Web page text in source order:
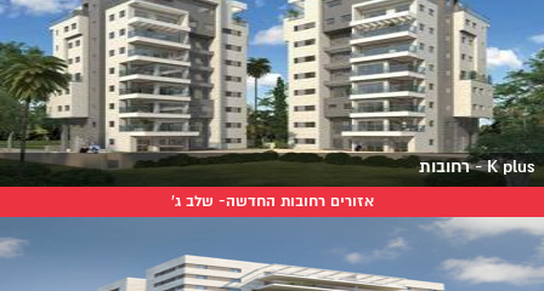
K plus - רחובות
אזורים רחובות החדשה- שלב ג'